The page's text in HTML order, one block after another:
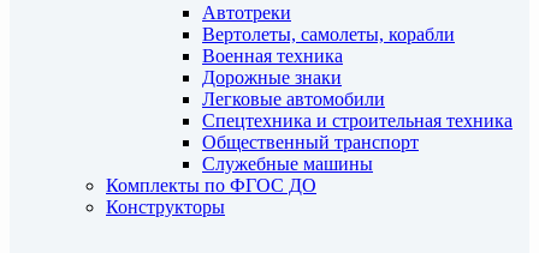
Автотреки
Вертолеты, самолеты, корабли
Военная техника
Дорожные знаки
Легковые автомобили
Спецтехника и строительная техника
Общественный транспорт
Служебные машины
Комплекты по ФГОС ДО
Конструкторы